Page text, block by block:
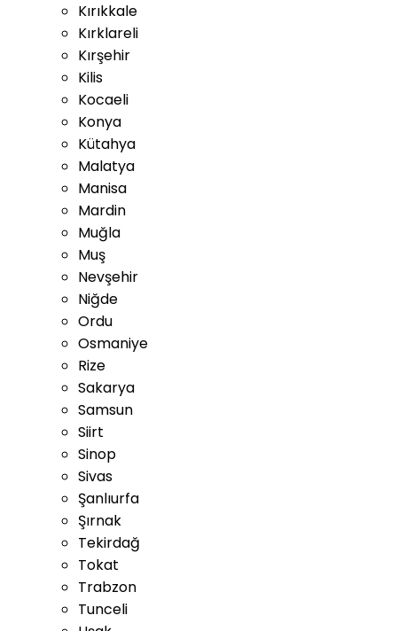
Kırıkkale
Kırklareli
Kırşehir
Kilis
Kocaeli
Konya
Kütahya
Malatya
Manisa
Mardin
Muğla
Muş
Nevşehir
Niğde
Ordu
Osmaniye
Rize
Sakarya
Samsun
Siirt
Sinop
Sivas
Şanlıurfa
Şırnak
Tekirdağ
Tokat
Trabzon
Tunceli